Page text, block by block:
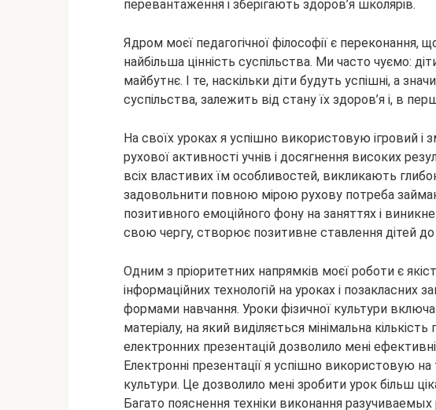
перевантаження і зберігають здоров’я школярів.
Ядром моєї педагогічної філософії є переконання,
найбільша цінність суспільства. Ми часто чуємо:
майбутнє. І те, наскільки діти будуть успішні, а
суспільства, залежить від стану їх здоров’я і, в
На своїх уроках я успішно використовую ігровий і
рухової активності учнів і досягнення високих
всіх властивих їм особливостей, викликають
задовольнити повною мірою рухову потреба
позитивного емоційного фону на заняттях і
свою чергу, створює позитивне ставлення дітей
Одним з пріоритетних напрямків моєї роботи є
інформаційних технологій на уроках і позакласних
формами навчання. Уроки фізичної культури
матеріалу, на який виділяється мінімальна
електронних презентацій дозволило мені
Електронні презентації я успішно використовую на
культури. Це дозволило мені зробити урок більш
Багато пояснення техніки виконання разучиваемых